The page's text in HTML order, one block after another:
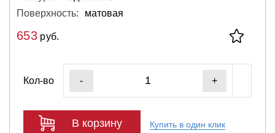
Поверхность:
матовая
653руб.
Кол-во - +
В корзину Купить в один клик